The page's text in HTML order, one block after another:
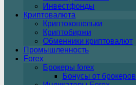
Инвестфонды
Криптовалюта
Криптокошельки
Криптобиржи
Обменники криптовалют
Промышленность
Forex
Брокеры forex
Бонусы от брокеров